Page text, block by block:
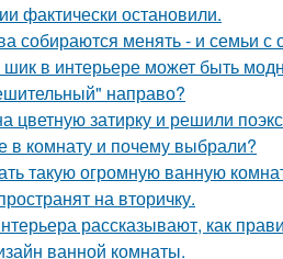
фактически остановили.
собираются менять - и семьи с
в интерьере может быть
направо?
цветную затирку и решили
в комнату и почему выбрали?
такую огромную ванную
на вторичку.
рассказывают, как
ванной комнаты.